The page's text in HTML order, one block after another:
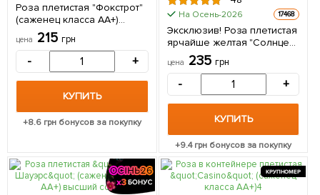
Роза плетистая "Фокстрот"
(саженец класса АА+)
высший сорт 1 саженец в
упаковке
цена 215 грн
- +
КУПИТЬ
+8.6 грн бонусов за покупку
На Осень-2026 17468
Эксклюзив! Роза плетистая
ярчайше желтая "Солнце
свет" (Sun light) (саженец
класса АА+, премиальный
морозостойкий сорт) 1
саженец в упаковке
цена 235 грн
- +
КУПИТЬ
+9.4грн бонусов за покупку
КРУПНОМЕР